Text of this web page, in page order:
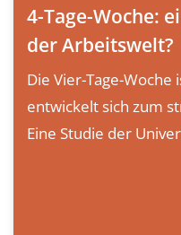
4-Tage-Woche:
der Arbeitswelt?
Die Vier-Tage-Woche
entwickelt sich zum
Eine Studie der